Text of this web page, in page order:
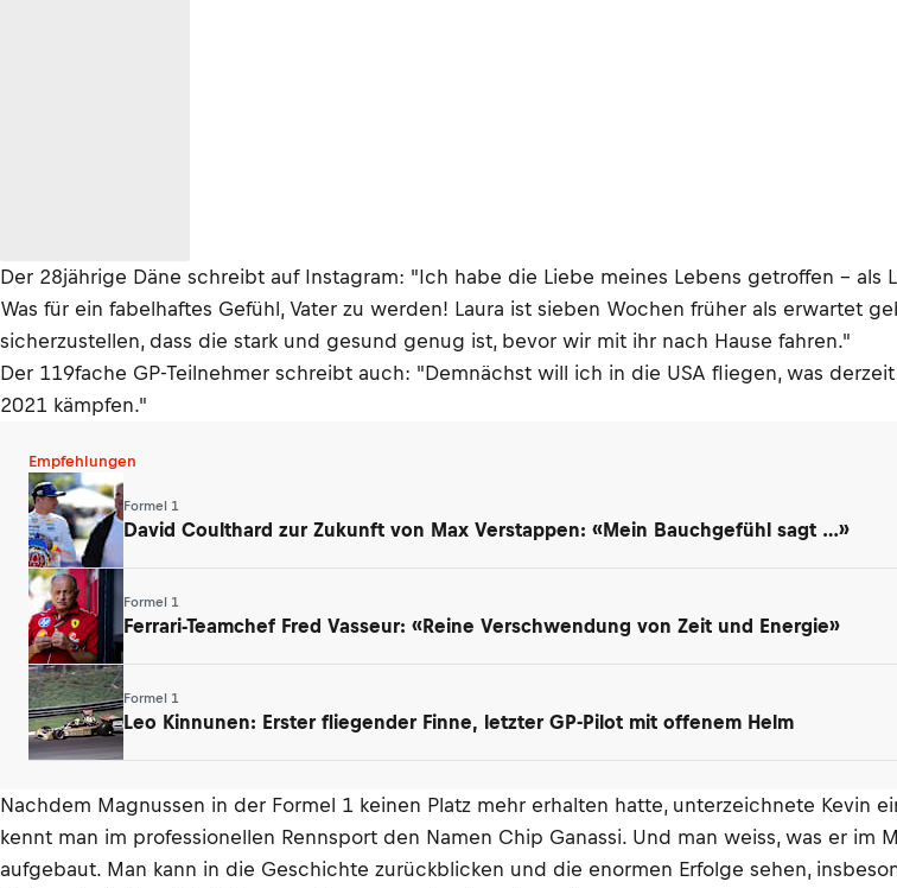
Der 28jährige Däne schreibt auf Instagram: "Ich habe die Liebe meines Lebens getroffen –
Was für ein fabelhaftes Gefühl, Vater zu werden! Laura ist sieben Wochen früher als erwartet
sicherzustellen, dass die stark und gesund genug ist, bevor wir mit ihr nach Hause fahren."
Der 119fache GP-Teilnehmer schreibt auch: "Demnächst will ich in die USA fliegen, was
2021 kämpfen."
Empfehlungen
Formel 1
David Coulthard zur Zukunft von Max Verstappen: «Mein Bauchgefühl sagt …»
Formel 1
Ferrari-Teamchef Fred Vasseur: «Reine Verschwendung von Zeit und Energie»
Formel 1
Leo Kinnunen: Erster fliegender Finne, letzter GP-Pilot mit offenem Helm
Nachdem Magnussen in der Formel 1 keinen Platz mehr erhalten hatte, unterzeichnete Kevin
kennt man im professionellen Rennsport den Namen Chip Ganassi. Und man weiss, was er
aufgebaut. Man kann in die Geschichte zurückblicken und die enormen Erfolge sehen,